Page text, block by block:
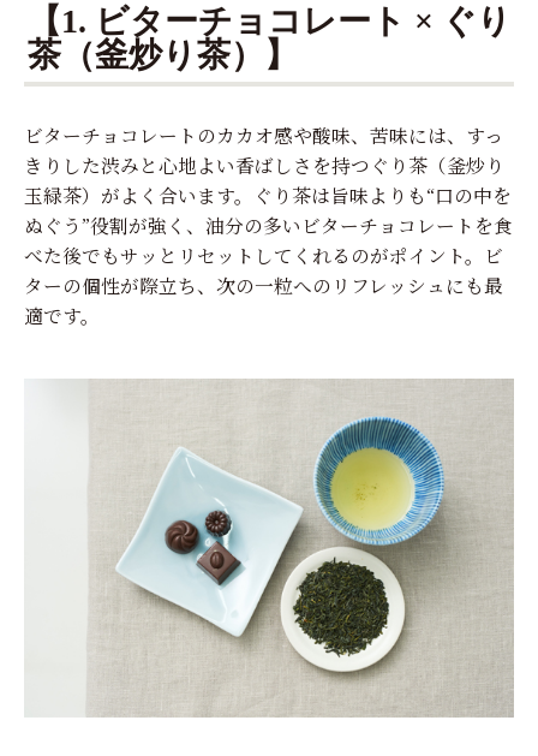
【1. ビターチョコレート × ぐり
茶（釜炒り茶）】
ビターチョコレートのカカオ感や酸味、苦味には、すっ
きりした渋みと心地よい香ばしさを持つぐり茶（釜炒り
玉緑茶）がよく合います。ぐり茶は旨味よりも“口の中を
ぬぐう”役割が強く、油分の多いビターチョコレートを食
べた後でもサッとリセットしてくれるのがポイント。ビ
ターの個性が際立ち、次の一粒へのリフレッシュにも最
適です。